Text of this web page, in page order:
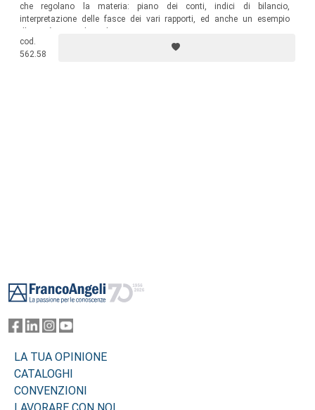
che regolano la materia: piano dei conti, indici di bilancio,
interpretazione delle fasce dei vari rapporti, ed anche un esempio
cod.
562.58
LA TUA OPINIONE
CATALOGHI
CONVENZIONI